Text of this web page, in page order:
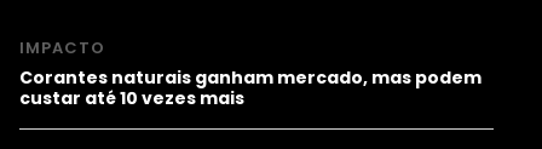
IMPACTO
Corantes naturais ganham mercado, mas podem
custar até 10 vezes mais